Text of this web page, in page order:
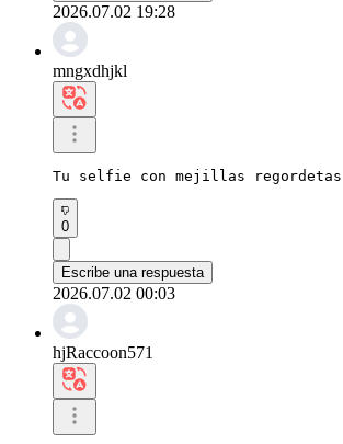
2026.07.02 19:28
mngxdhjkl
Tu selfie con mejillas
0
Escribe una respuesta
2026.07.02 00:03
hjRaccoon571